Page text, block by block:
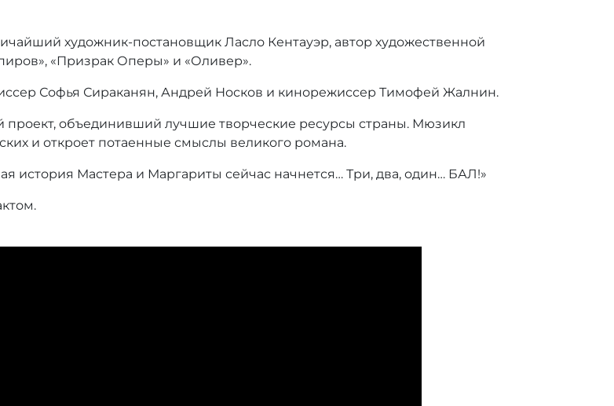
художник-постановщик Ласло Кентауэр, автор художественной
«Призрак Оперы» и «Оливер».
Софья Сираканян, Андрей Носков и кинорежиссер Тимофей Жалнин.
проект, объединивший лучшие творческие ресурсы страны. Мюзикл
и откроет потаенные смыслы великого романа.
история Мастера и Маргариты сейчас начнется… Три, два, один… БАЛ!»